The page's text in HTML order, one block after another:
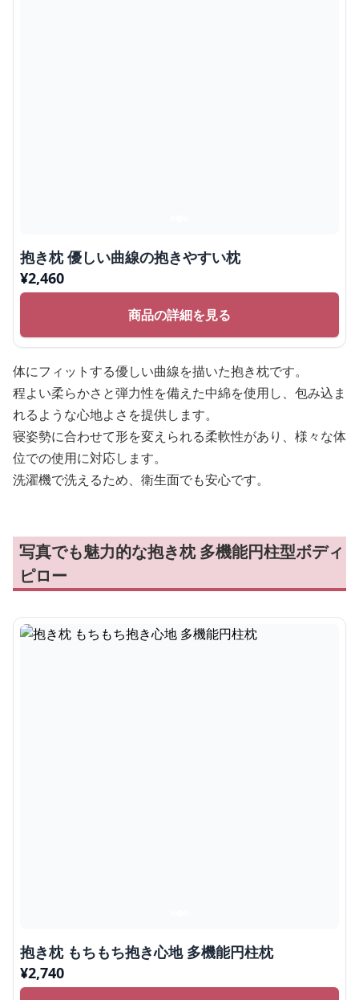
抱き枕 優しい曲線の抱きやすい枕
¥2,460
商品の詳細を見る
体にフィットする優しい曲線を描いた抱き枕です。
程よい柔らかさと弾力性を備えた中綿を使用し、包み込ま
れるような心地よさを提供します。
寝姿勢に合わせて形を変えられる柔軟性があり、様々な体
位での使用に対応します。
洗濯機で洗えるため、衛生面でも安心です。
写真でも魅力的な抱き枕 多機能円柱型ボディ
ピロー
抱き枕 もちもち抱き心地 多機能円柱枕
¥2,740